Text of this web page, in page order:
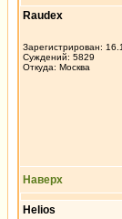
Raudex
Зарегистрирован:
Суждений: 5829
Откуда: Москва
Наверх
Helios